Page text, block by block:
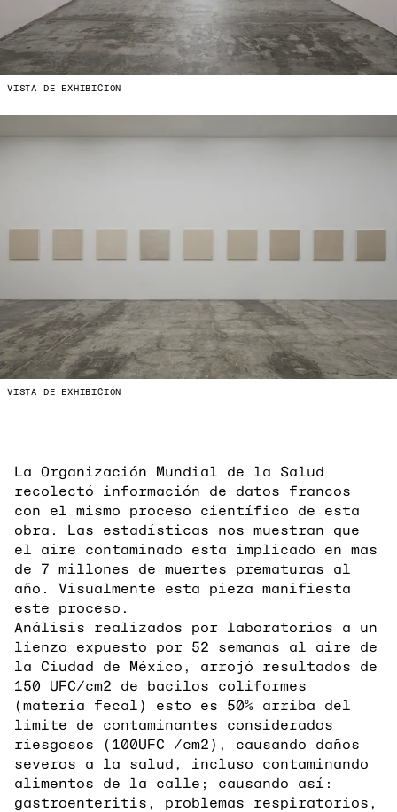
VISTA DE EXHIBICIÓN
VISTA DE EXHIBICIÓN
La Organización Mundial de la Salud
recolectó información de datos francos
con el mismo proceso científico de esta
obra. Las estadísticas nos muestran que
el aire contaminado esta implicado en mas
de 7 millones de muertes prematuras al
año. Visualmente esta pieza manifiesta
este proceso.
Análisis realizados por laboratorios a un
lienzo expuesto por 52 semanas al aire de
la Ciudad de México, arrojó resultados de
150 UFC/cm2 de bacilos coliformes
(materia fecal) esto es 50% arriba del
limite de contaminantes considerados
riesgosos (100UFC /cm2), causando daños
severos a la salud, incluso contaminando
alimentos de la calle; causando así:
gastroenteritis, problemas respiratorios,